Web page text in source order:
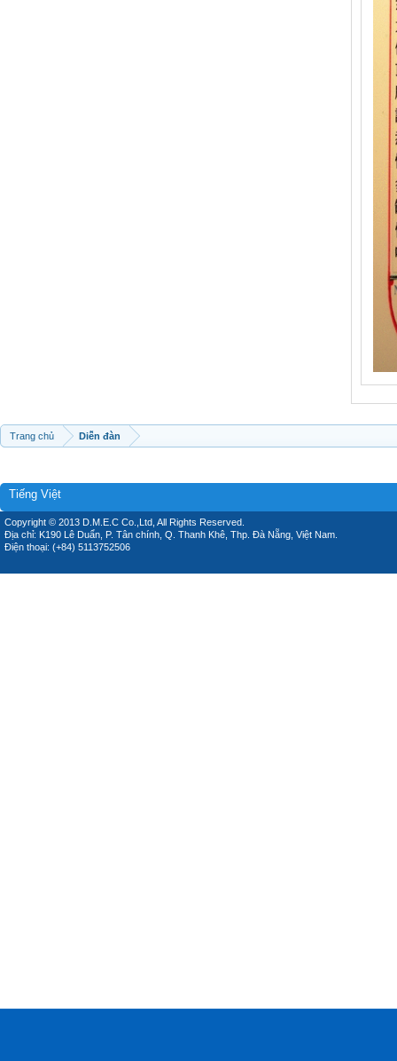
Trang chủ Diễn đàn
Tiếng Việt
Copyright © 2013 D.M.E.C Co.,Ltd, All Rights Reserved.
Địa chỉ: K190 Lê Duẩn, P. Tân chính, Q. Thanh Khê, Thp. Đà Nẵng, Việt Nam.
Điện thoại: (+84) 5113752506